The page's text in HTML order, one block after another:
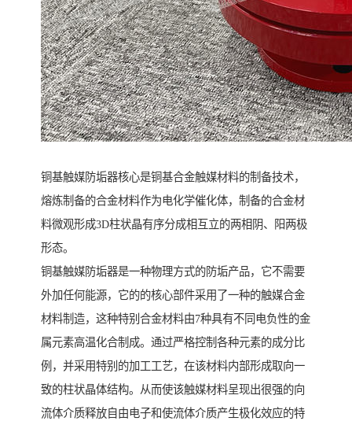
铜基触媒防垢器核心是铜基合金触媒材料的制备技术，
熔炼制备的合金材料作为电化学催化体，制备的合金材
料微观形成3D柱状晶有序分成相互立的两相阴、阳两极
形态。
铜基触媒防垢器是一种物理方式的防垢产品，它不需要
外加任何能源，它的的核心部件采用了一种的触媒合金
材料制造，这种特别合金材料由7种具有不同电负性的金
属元素高温化合制成。通过严格控制各种元素的成分比
例，并采用特别的加工工艺，在该材料内部形成取向一
致的柱状晶体结构。从而使该触媒材料呈现出很强的向
流体介质释放自由电子和使流体介质产生极化效应的特